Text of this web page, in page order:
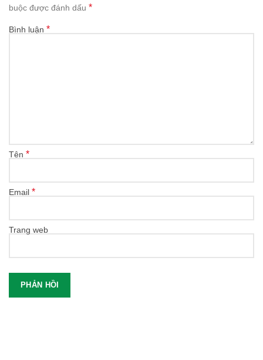
buộc được đánh dấu *
Bình luận *
Tên *
Email *
Trang web